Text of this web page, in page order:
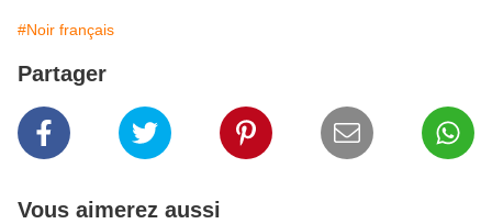
#Noir français
Partager
Vous aimerez aussi